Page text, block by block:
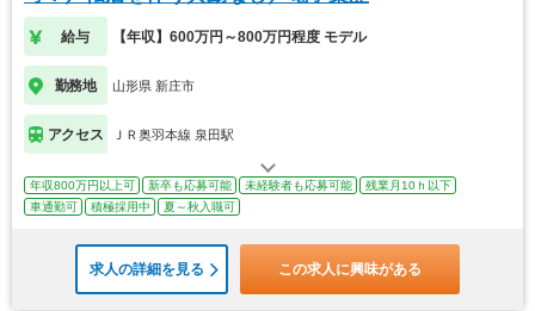
給与 【年収】600万円～800万円程度 モデル
勤務地 山形県 新庄市
アクセス ＪＲ奥羽本線 泉田駅
年収800万円以上可 新卒も応募可能 未経験者も応募可能
残業月10ｈ以下
車通勤可
積極採用中 夏～秋入職可
求人の詳細を見る この求人に興味がある